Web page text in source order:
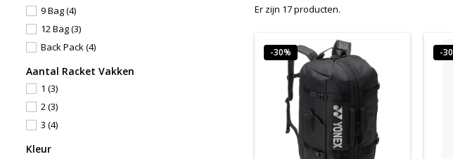
9 Bag(4)
12 Bag(3)
Back Pack(4)
Aantal Racket Vakken
1 (3)
2(3)
3 (4)
Kleur
Er zijn 17 producten.
-30% -